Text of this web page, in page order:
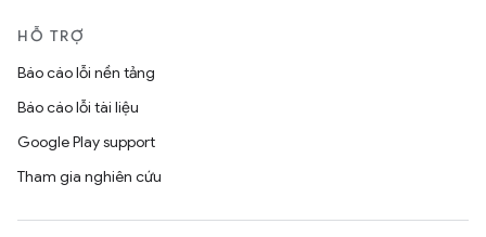
HỖ TRỢ
Báo cáo lỗi nền tảng
Báo cáo lỗi tài liệu
Google Play support
Tham gia nghiên cứu